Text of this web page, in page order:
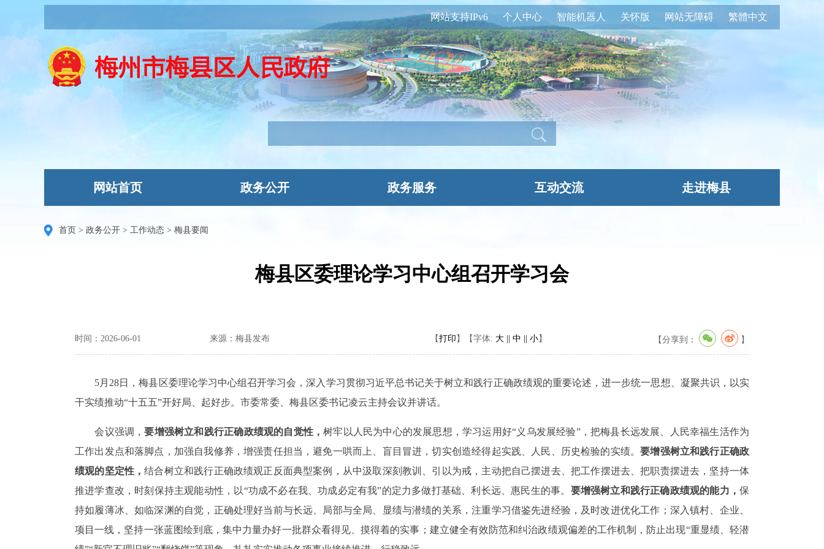
繁體中文
网站无障碍
关怀版
智能机器人
个人中心
网站支持IPv6
网站首页 政务公开 政务服务 互动交流 走进梅县
首页 > 政务公开 > 工作动态 > 梅县要闻
梅县区委理论学习中心组召开学习会
时间：2026-06-01 来源：梅县发布 【分享到： 】
【字体: 大 || 中 || 小】
【打印 】
5月28日，梅县区委理论学习中心组召开学习会，深入学习贯彻习近平总书记关于树立和践行正确政绩观的重要论述，进一步统一思想、凝聚共识，以实
干实绩推动“十五五”开好局、起好步。市委常委、梅县区委书记凌云主持会议并讲话。
会议强调，要增强树立和践行正确政绩观的自觉性，树牢以人民为中心的发展思想，学习运用好“义乌发展经验”，把梅县长远发展、人民幸福生活作为
工作出发点和落脚点，加强自我修养，增强责任担当，避免一哄而上、盲目冒进，切实创造经得起实践、人民、历史检验的实绩。要增强树立和践行正确政
绩观的坚定性，结合树立和践行正确政绩观正反面典型案例，从中汲取深刻教训、引以为戒，主动把自己摆进去、把工作摆进去、把职责摆进去，坚持一体
推进学查改，时刻保持主观能动性，以“功成不必在我、功成必定有我”的定力多做打基础、利长远、惠民生的事。 要增强树立和践行正确政绩观的能力，保
持如履薄冰、如临深渊的自觉，正确处理好当前与长远、局部与全局、显绩与潜绩的关系，注重学习借鉴先进经验，及时改进优化工作；深入镇村、企业、
项目一线，坚持一张蓝图绘到底，集中力量办好一批群众看得见、摸得着的实事；建立健全有效防范和纠治政绩观偏差的工作机制，防止出现“重显绩、轻潜